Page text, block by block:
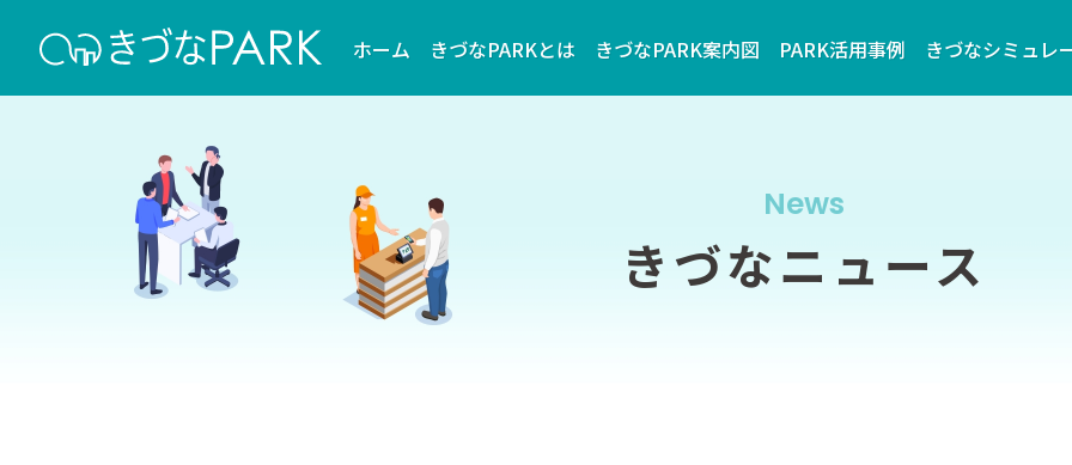
ホーム きづなPARKとは きづなPARK案内図 PARK活用事例 きづなシミュレ
News
きづなニュース